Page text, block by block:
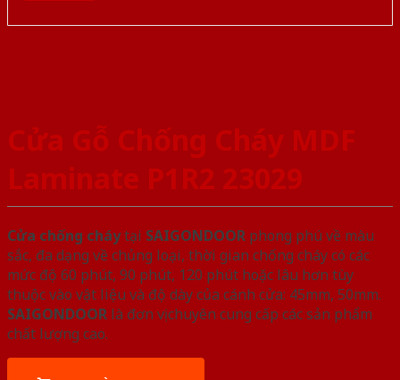
Cửa Gỗ Chống Cháy MDF
Laminate P1R2 23029
Cửa chống cháytại SAIGONDOOR phong phú về màu
sắc, đa dạng về chủng loại, thời gian chống cháy có các
mức độ 60 phút, 90 phút, 120 phút hoặc lâu hơn tùy
thuộc vào vật liệu và độ dày của cánh cửa: 45mm, 50mm.
SAIGONDOOR là đơn vị chuyên cung cấp các sản phẩm
chất lượng cao.